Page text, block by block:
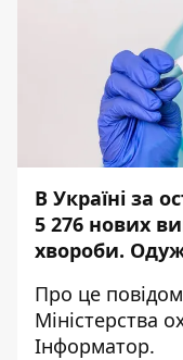
В Україні за
5 276 нових
хвороби.
Про це
Міністерства
Інформатор.